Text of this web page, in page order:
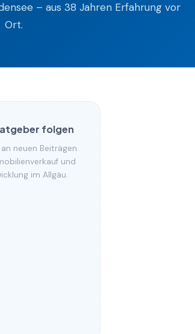
– aus 38 Jahren Erfahrung vor
Ort.
folgen
neuen Beiträgen
und
im Allgäu.